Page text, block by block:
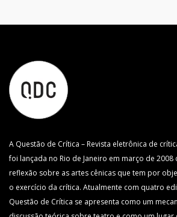
A Questão de Crítica – Revista eletrônica de
foi lançada no Rio de Janeiro em março de
reflexão sobre as artes cênicas que tem por
o exercício da crítica. Atualmente com quatro
Questão de Crítica se apresenta como um